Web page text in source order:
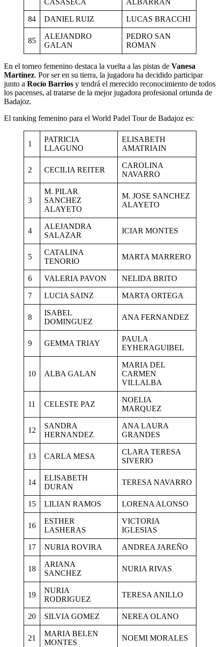
84 DANIEL RUIZ LUCAS BRACCHI
85
ALEJANDRO
GALAN
PEDRO SAN
ROMAN
En el torneo femenino destaca la vuelta a las pistas de Vanesa
Martínez. Por ser en su tierra, la jugadora ha decidido participar
junto a Rocío Barrios y tendrá el merecido reconocimiento de todos
los pacenses, al tratarse de la mejor jugadora profesional oriunda de
Badajoz.
El ranking femenino para el World Padel Tour de Badajoz es:
1
PATRICIA
LLAGUNO
ELISABETH
AMATRIAIN
2 CECILIA REITER
CAROLINA
NAVARRO
3
M. PILAR
SANCHEZ
ALAYETO
M. JOSE SANCHEZ
ALAYETO
4
ALEJANDRA
SALAZAR
ICIAR MONTES
5
CATALINA
TENORIO
MARTA MARRERO
6 VALERIA PAVON NELIDA BRITO
7 LUCIA SAINZ MARTA ORTEGA
8
ISABEL
DOMINGUEZ
ANA FERNANDEZ
9 GEMMA TRIAY
PAULA
EYHERAGUIBEL
10 ALBA GALAN
MARIA DEL
CARMEN
VILLALBA
11 CELESTE PAZ
NOELIA
MARQUEZ
12
SANDRA
HERNANDEZ
ANA LAURA
GRANDES
13 CARLA MESA
CLARA TERESA
SIVERIO
14
ELISABETH
DURAN
TERESA NAVARRO
15 LILIAN RAMOS LORENA ALONSO
16
ESTHER
LASHERAS
VICTORIA
IGLESIAS
17 NURIA ROVIRA ANDREA JAREÑO
18
ARIANA
SANCHEZ
NURIA RIVAS
19
NURIA
RODRIGUEZ
TERESA ANILLO
20 SILVIA GOMEZ NEREA OLANO
21
MARIA BELEN
MONTES
NOEMI MORALES